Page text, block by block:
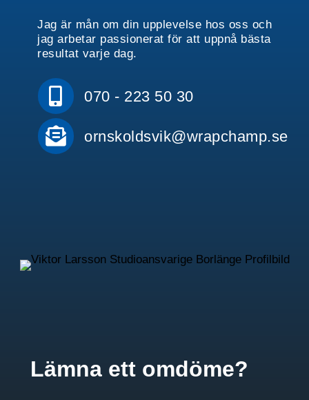
Jag är mån om din upplevelse hos oss och
jag arbetar passionerat för att uppnå bästa
resultat varje dag.
070 - 223 50 30
ornskoldsvik@wrapchamp.se
Lämna ett omdöme?